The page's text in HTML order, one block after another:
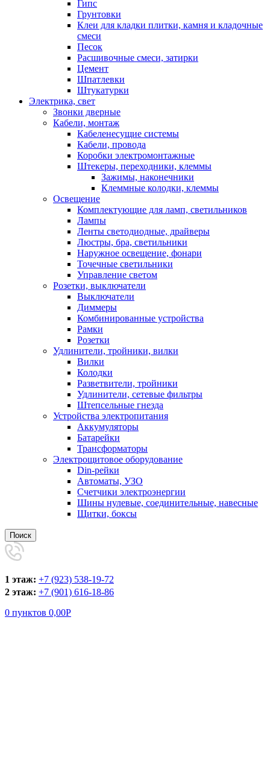
Гипс
Грунтовки
Клеи для кладки плитки, камня и кладочные
смеси
Песок
Расшивочные смеси, затирки
Цемент
Шпатлевки
Штукатурки
Электрика, свет
Звонки дверные
Кабели, монтаж
Кабеленесущие системы
Кабели, провода
Коробки электромонтажные
Штекеры, переходники, клеммы
Зажимы, наконечники
Клеммные колодки, клеммы
Освещение
Комплектующие для ламп, светильников
Лампы
Ленты светодиодные, драйверы
Люстры, бра, светильники
Наружное освещение, фонари
Точечные светильники
Управление светом
Розетки, выключатели
Выключатели
Диммеры
Комбинированные устройства
Рамки
Розетки
Удлинители, тройники, вилки
Вилки
Колодки
Разветвители, тройники
Удлинители, сетевые фильтры
Штепсельные гнезда
Устройства электропитания
Аккумуляторы
Батарейки
Трансформаторы
Электрощитовое оборудование
Din-рейки
Автоматы, УЗО
Счетчики электроэнергии
Шины нулевые, соединительные, навесные
Щитки, боксы
Поиск
1 этаж: +7 (923) 538-19-72
2 этаж: +7 (901) 616-18-86
0 пунктов 0,00Р